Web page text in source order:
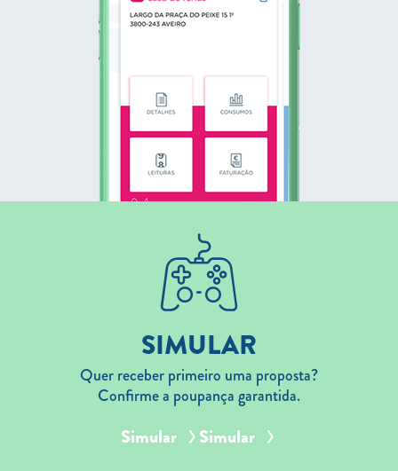
SIMULAR
Quer receber primeiro uma proposta?
Confirme a poupança garantida.
Simular Simular